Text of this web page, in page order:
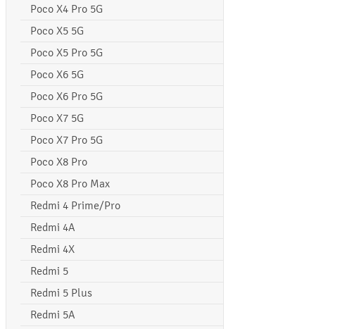
Poco X4 Pro 5G
Poco X5 5G
Poco X5 Pro 5G
Poco X6 5G
Poco X6 Pro 5G
Poco X7 5G
Poco X7 Pro 5G
Poco X8 Pro
Poco X8 Pro Max
Redmi 4 Prime/Pro
Redmi 4A
Redmi 4X
Redmi 5
Redmi 5 Plus
Redmi 5A